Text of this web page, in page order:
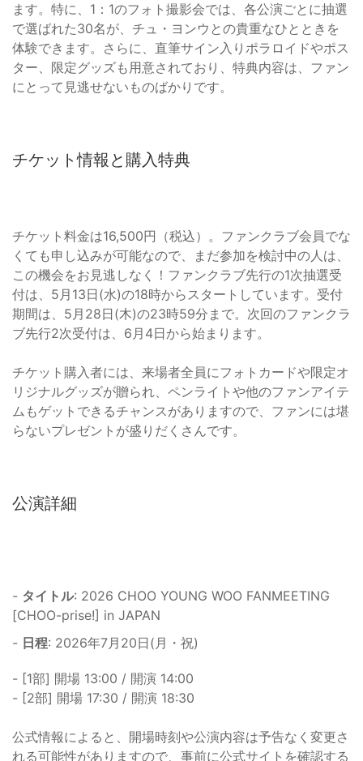
ます。特に、1：1のフォト撮影会では、各公演ごとに抽選
で選ばれた30名が、チュ・ヨンウとの貴重なひとときを
体験できます。さらに、直筆サイン入りポラロイドやポス
ター、限定グッズも用意されており、特典内容は、ファン
にとって見逃せないものばかりです。
チケット情報と購入特典
チケット料金は16,500円（税込）。ファンクラブ会員でな
くても申し込みが可能なので、まだ参加を検討中の人は、
この機会をお見逃しなく！ファンクラブ先行の1次抽選受
付は、5月13日(水)の18時からスタートしています。受付
期間は、5月28日(木)の23時59分まで。次回のファンクラ
ブ先行2次受付は、6月4日から始まります。
チケット購入者には、来場者全員にフォトカードや限定オ
リジナルグッズが贈られ、ペンライトや他のファンアイテ
ムもゲットできるチャンスがありますので、ファンには堪
らないプレゼントが盛りだくさんです。
公演詳細
- タイトル: 2026 CHOO YOUNG WOO FANMEETING
[CHOO-prise!] in JAPAN
- 日程: 2026年7月20日(月・祝)
- [1部] 開場 13:00 / 開演 14:00
- [2部] 開場 17:30 / 開演 18:30
公式情報によると、開場時刻や公演内容は予告なく変更さ
れる可能性がありますので、事前に公式サイトを確認する